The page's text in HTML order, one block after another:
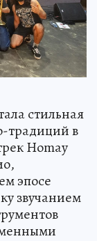
стильная
традиций в
Homay
эпосе
звучанием